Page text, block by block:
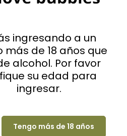
esto no es posible, le
directamente con
todo lo posible por
hacer?
del paquete antes de
con el estado de la
A continuación,
enviarle un paquete
ingresando a un
más de 18 años que
alcohol. Por favor
su edad para
ingresar.
Tengo más de 18 años